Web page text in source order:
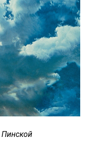
Пинской